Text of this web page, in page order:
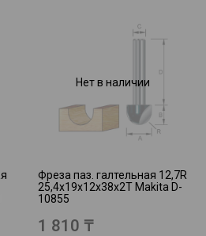
Нет в наличии
Фреза паз. галтельная 12,7R
25,4х19х12х38х2Т Makita D-
10855
1 810 ₸